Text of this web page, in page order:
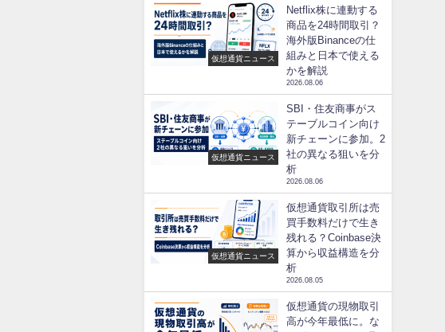
仮想通貨ニュース
Netflix株に連動する
商品を24時間取引？
海外版Binanceの仕
組みと日本で使える
かを解説
2026.08.06
仮想通貨ニュース
SBI・住友商事がス
テーブルコイン向け
新チェーンに参加。2
社の異なる狙いを分
析
2026.08.06
仮想通貨ニュース
仮想通貨取引所は売
買手数料だけで生き
残れる？Coinbase決
算から収益構造を分
析
2026.08.05
仮想通貨の現物取引
高が今年最低に。な